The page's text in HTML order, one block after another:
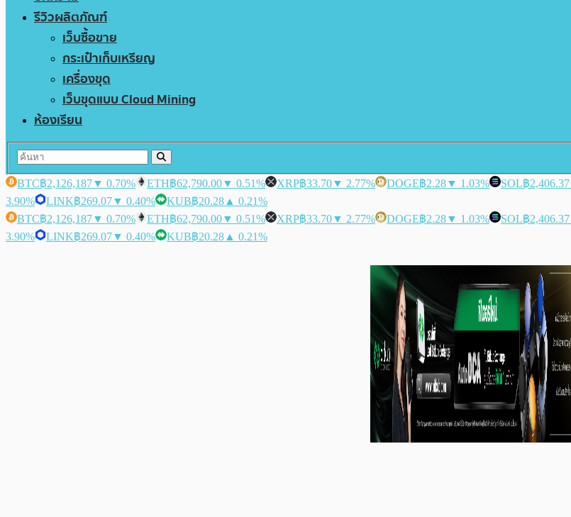
รีวิวผลิตภัณฑ์
เว็บซื้อขาย
กระเป๋าเก็บเหรียญ
เครื่องขุด
เว็บขุดแบบ Cloud Mining
ห้องเรียน
BTC฿2,126,187▼ 0.70% ETH฿62,790.00▼ 0.51% XRP฿33.70▼ 2.77% DOGE฿2.28▼ 1.03% SOL฿2,406.37
3.90%
LINK฿269.07▼ 0.40% KUB฿20.28 ▲ 0.21%
BTC฿2,126,187▼ 0.70% ETH฿62,790.00▼ 0.51% XRP฿33.70▼ 2.77% DOGE฿2.28▼ 1.03% SOL฿2,406.37
3.90%
LINK฿269.07▼ 0.40% KUB฿20.28 ▲ 0.21%